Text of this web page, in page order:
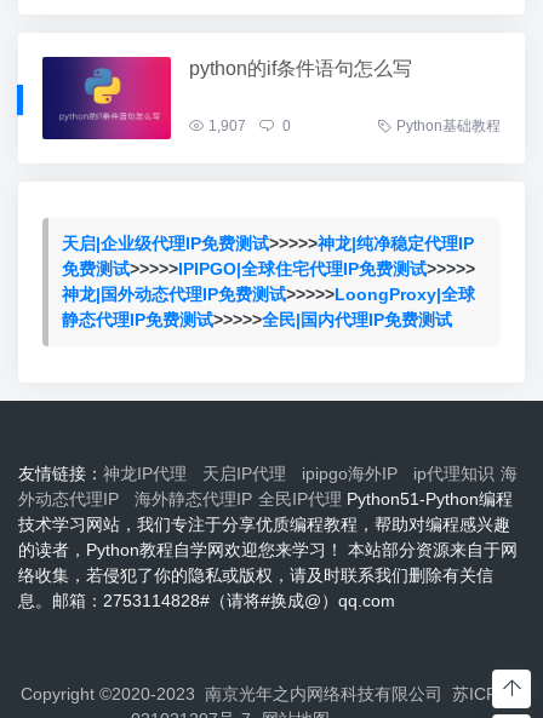
python的if条件语句怎么写
1,907 0 Python基础教程
天启|企业级代理IP免费测试>>>>>神龙|纯净稳定代理IP
免费测试>>>>>IPIPGO|全球住宅代理IP免费测试>>>>>
神龙|国外动态代理IP免费测试>>>>>LoongProxy|全球
静态代理IP免费测试>>>>>全民|国内代理IP免费测试
友情链接： 神龙IP代理 天启IP代理 ipipgo海外IP ip代理知识 海
外动态代理IP
海外静态代理IP 全民IP代理 Python51-Python编程
技术学习网站，我们专注于分享优质编程教程，帮助对编程感兴趣
的读者，Python教程自学网欢迎您来学习！ 本站部分资源来自于网
络收集，若侵犯了你的隐私或版权，请及时联系我们删除有关信
息。邮箱：2753114828#（请将#换成@）qq.com
Copyright ©2020-2023 南京光年之内网络科技有限公司 苏ICP备2